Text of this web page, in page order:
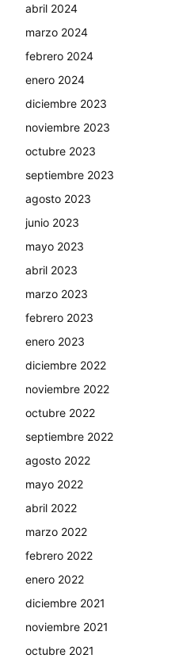
abril 2024
marzo 2024
febrero 2024
enero 2024
diciembre 2023
noviembre 2023
octubre 2023
septiembre 2023
agosto 2023
junio 2023
mayo 2023
abril 2023
marzo 2023
febrero 2023
enero 2023
diciembre 2022
noviembre 2022
octubre 2022
septiembre 2022
agosto 2022
mayo 2022
abril 2022
marzo 2022
febrero 2022
enero 2022
diciembre 2021
noviembre 2021
octubre 2021